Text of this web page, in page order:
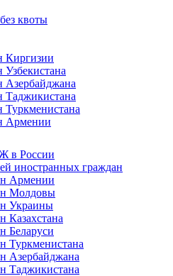
квоты
Киргизии
Азербайджана
Таджикистана
Армении
в России
иностранных граждан
Армении
Молдовы
Украины
Казахстана
Беларуси
Туркменистана
Азербайджана
Таджикистана